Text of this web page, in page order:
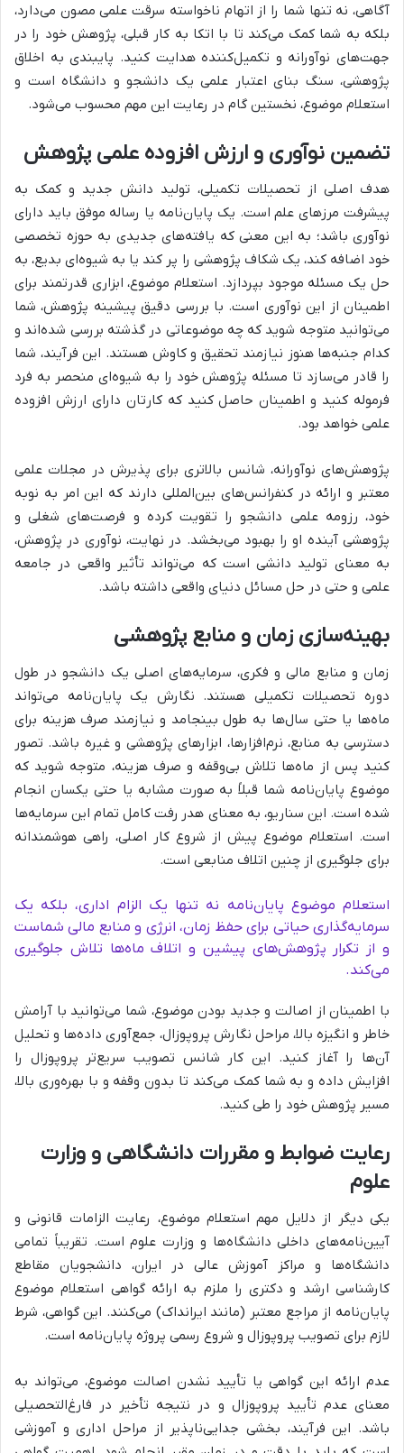
آگاهی، نه تنها شما را از اتهام ناخواسته سرقت علمی مصون می‌دارد،
بلکه به شما کمک می‌کند تا با اتکا به کار قبلی، پژوهش خود را در
جهت‌های نوآورانه و تکمیل‌کننده هدایت کنید. پایبندی به اخلاق
پژوهشی، سنگ بنای اعتبار علمی یک دانشجو و دانشگاه است و
استعلام موضوع، نخستین گام در رعایت این مهم محسوب می‌شود.
تضمین نوآوری و ارزش افزوده علمی پژوهش
هدف اصلی از تحصیلات تکمیلی، تولید دانش جدید و کمک به
پیشرفت مرزهای علم است. یک پایان‌نامه یا رساله موفق باید دارای
نوآوری باشد؛ به این معنی که یافته‌های جدیدی به حوزه تخصصی
خود اضافه کند، یک شکاف پژوهشی را پر کند یا به شیوه‌ای بدیع، به
حل یک مسئله موجود بپردازد. استعلام موضوع، ابزاری قدرتمند برای
اطمینان از این نوآوری است. با بررسی دقیق پیشینه پژوهش، شما
می‌توانید متوجه شوید که چه موضوعاتی در گذشته بررسی شده‌اند و
کدام جنبه‌ها هنوز نیازمند تحقیق و کاوش هستند. این فرآیند، شما
را قادر می‌سازد تا مسئله پژوهش خود را به شیوه‌ای منحصر به فرد
فرموله کنید و اطمینان حاصل کنید که کارتان دارای ارزش افزوده
علمی خواهد بود.
پژوهش‌های نوآورانه، شانس بالاتری برای پذیرش در مجلات علمی
معتبر و ارائه در کنفرانس‌های بین‌المللی دارند که این امر به نوبه
خود، رزومه علمی دانشجو را تقویت کرده و فرصت‌های شغلی و
پژوهشی آینده او را بهبود می‌بخشد. در نهایت، نوآوری در پژوهش،
به معنای تولید دانشی است که می‌تواند تأثیر واقعی در جامعه
علمی و حتی در حل مسائل دنیای واقعی داشته باشد.
بهینه‌سازی زمان و منابع پژوهشی
زمان و منابع مالی و فکری، سرمایه‌های اصلی یک دانشجو در طول
دوره تحصیلات تکمیلی هستند. نگارش یک پایان‌نامه می‌تواند
ماه‌ها یا حتی سال‌ها به طول بینجامد و نیازمند صرف هزینه برای
دسترسی به منابع، نرم‌افزارها، ابزارهای پژوهشی و غیره باشد. تصور
کنید پس از ماه‌ها تلاش بی‌وقفه و صرف هزینه، متوجه شوید که
موضوع پایان‌نامه شما قبلاً به صورت مشابه یا حتی یکسان انجام
شده است. این سناریو، به معنای هدر رفت کامل تمام این سرمایه‌ها
است. استعلام موضوع پیش از شروع کار اصلی، راهی هوشمندانه
برای جلوگیری از چنین اتلاف منابعی است.
استعلام موضوع پایان‌نامه نه تنها یک الزام اداری، بلکه یک
سرمایه‌گذاری حیاتی برای حفظ زمان، انرژی و منابع مالی شماست
و از تکرار پژوهش‌های پیشین و اتلاف ماه‌ها تلاش جلوگیری
می‌کند.
با اطمینان از اصالت و جدید بودن موضوع، شما می‌توانید با آرامش
خاطر و انگیزه بالا، مراحل نگارش پروپوزال، جمع‌آوری داده‌ها و تحلیل
آن‌ها را آغاز کنید. این کار شانس تصویب سریع‌تر پروپوزال را
افزایش داده و به شما کمک می‌کند تا بدون وقفه و با بهره‌وری بالا،
مسیر پژوهش خود را طی کنید.
رعایت ضوابط و مقررات دانشگاهی و وزارت
علوم
یکی دیگر از دلایل مهم استعلام موضوع، رعایت الزامات قانونی و
آیین‌نامه‌های داخلی دانشگاه‌ها و وزارت علوم است. تقریباً تمامی
دانشگاه‌ها و مراکز آموزش عالی در ایران، دانشجویان مقاطع
کارشناسی ارشد و دکتری را ملزم به ارائه گواهی استعلام موضوع
پایان‌نامه از مراجع معتبر (مانند ایرانداک) می‌کنند. این گواهی، شرط
لازم برای تصویب پروپوزال و شروع رسمی پروژه پایان‌نامه است.
عدم ارائه این گواهی یا تأیید نشدن اصالت موضوع، می‌تواند به
معنای عدم تأیید پروپوزال و در نتیجه تأخیر در فارغ‌التحصیلی
باشد. این فرآیند، بخشی جدایی‌ناپذیر از مراحل اداری و آموزشی